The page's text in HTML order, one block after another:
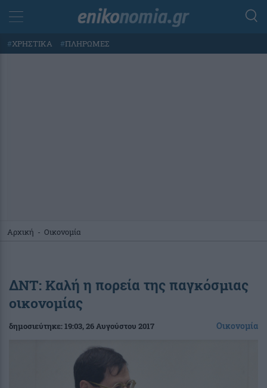
#ΧΡΗΣΤΙΚΑ #ΠΛΗΡΩΜΕΣ
Αρχική - Οικονομία
ΔΝΤ: Καλή η πορεία της παγκόσμιας
οικονομίας
δημοσιεύτηκε:19:03, 26 Αυγούστου 2017 Οικονομία